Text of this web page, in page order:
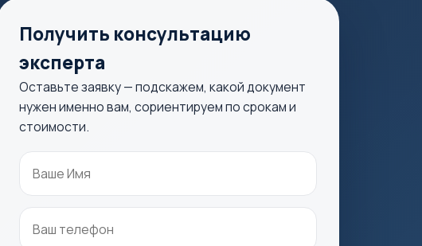
Получить консультацию
эксперта
Оставьте заявку — подскажем, какой документ
нужен именно вам, сориентируем по срокам и
стоимости.